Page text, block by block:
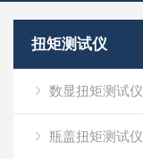
扭矩测试仪
数显扭矩测试仪
瓶盖扭矩测试仪